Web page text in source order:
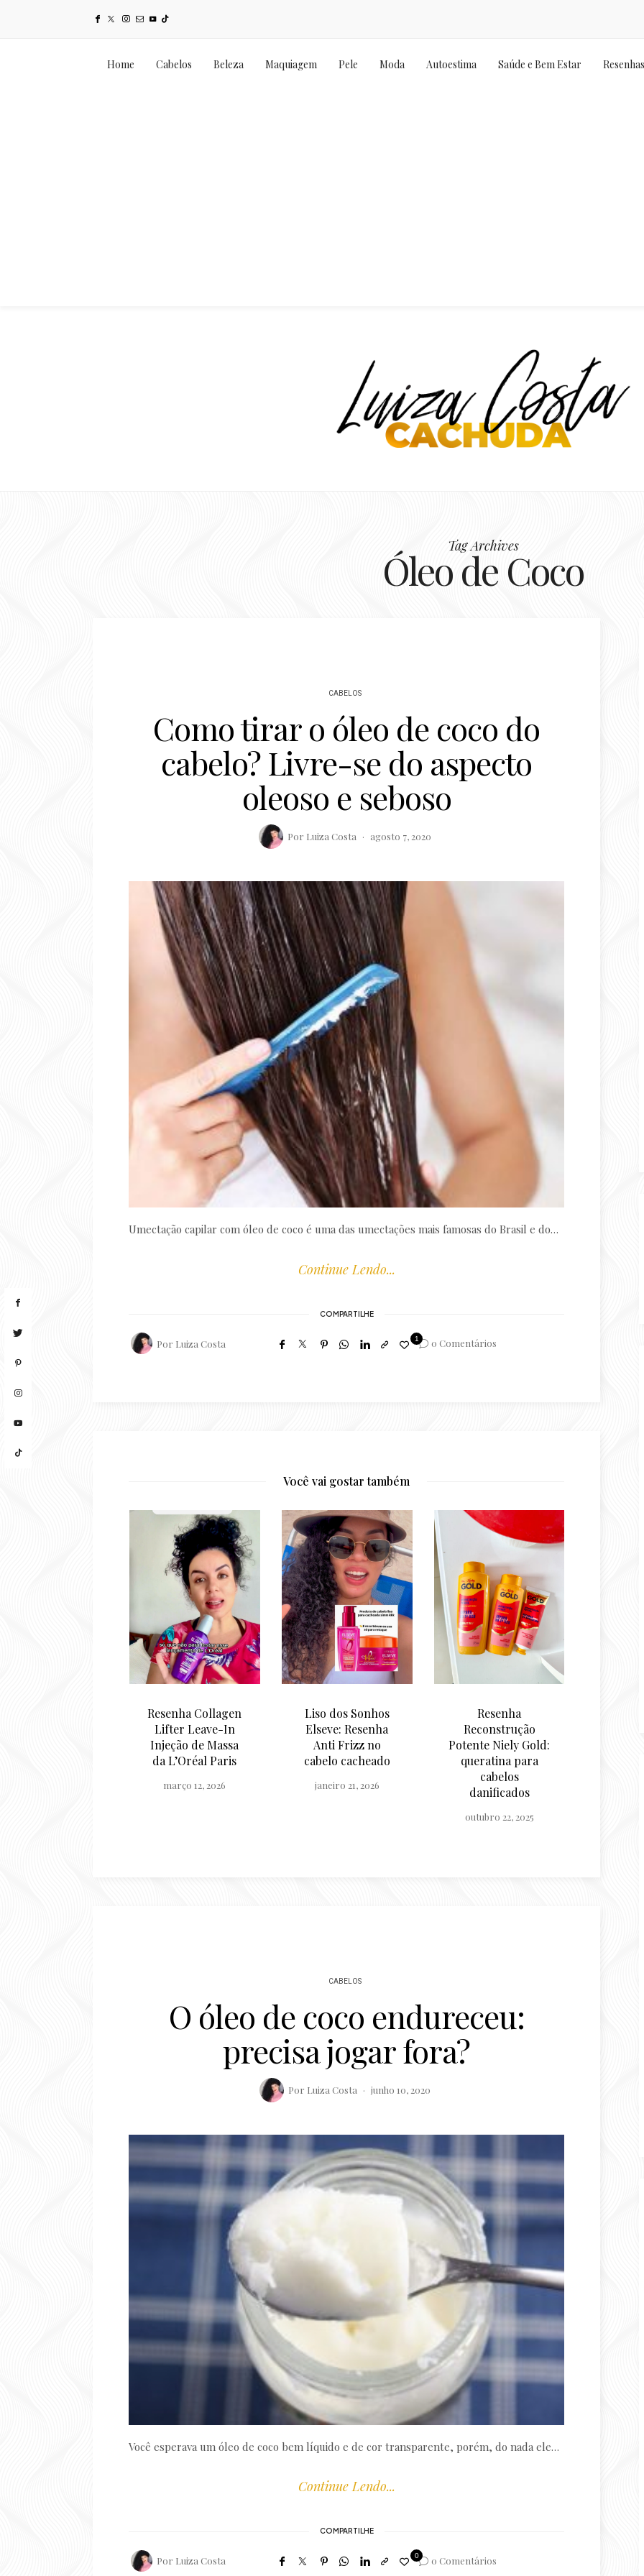
Home Cabelos Beleza Maquiagem Pele Moda Autoestima Saúde e Bem Estar Resenhas
Tag Archives
Óleo de Coco
CABELOS
Como tirar o óleo de coco do
cabelo? Livre-se do aspecto
oleoso e seboso
Por Luiza Costa agosto 7, 2020
Umectação capilar com óleo de coco é uma das umectações mais famosas do Brasil e do…
Continue Lendo...
COMPARTILHE
Por Luiza Costa 1 0 Comentários
Você vai gostar também
Liso dos Sonhos
Elseve: Resenha
Anti Frizz no
cabelo cacheado
janeiro 21, 2026
Resenha
Reconstrução
Potente Niely Gold:
queratina para
danificados
Caspa e Coceira no
Couro cabeludo:
Resenha Dercos
Shampoo
Anticaspa Cachos e
Crespos
setembro 12, 2025
CABELOS
O óleo de coco endureceu:
precisa jogar fora?
Por Luiza Costa junho 10, 2020
Você esperava um óleo de coco bem líquido e de cor transparente, porém, do nada ele…
Continue Lendo...
COMPARTILHE
Por Luiza Costa 0 0 Comentários